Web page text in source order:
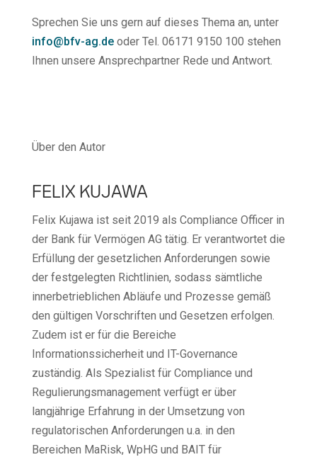
Sprechen Sie uns gern auf dieses Thema an, unter
info@bfv-ag.deoder Tel. 06171 9150 100 stehen
Ihnen unsere Ansprechpartner Rede und Antwort.
Über den Autor
FELIX KUJAWA
Felix Kujawa ist seit 2019 als Compliance Officer in
der Bank für Vermögen AG tätig. Er verantwortet die
Erfüllung der gesetzlichen Anforderungen sowie
der festgelegten Richtlinien, sodass sämtliche
innerbetrieblichen Abläufe und Prozesse gemäß
den gültigen Vorschriften und Gesetzen erfolgen.
Zudem ist er für die Bereiche
Informationssicherheit und IT-Governance
zuständig. Als Spezialist für Compliance und
Regulierungsmanagement verfügt er über
langjährige Erfahrung in der Umsetzung von
regulatorischen Anforderungen u.a. in den
Bereichen MaRisk, WpHG und BAIT für